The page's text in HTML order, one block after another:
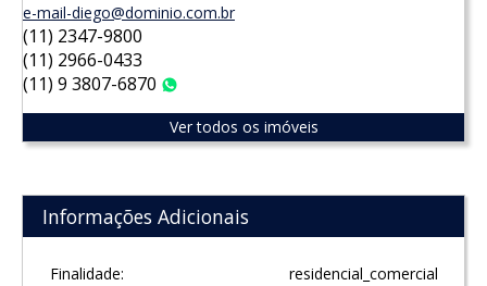
e-mail-diego@dominio.com.br
(11) 2347-9800
(11) 2966-0433
(11) 9 3807-6870
Ver todos os imóveis
Informações Adicionais
Finalidade: residencial_comercial